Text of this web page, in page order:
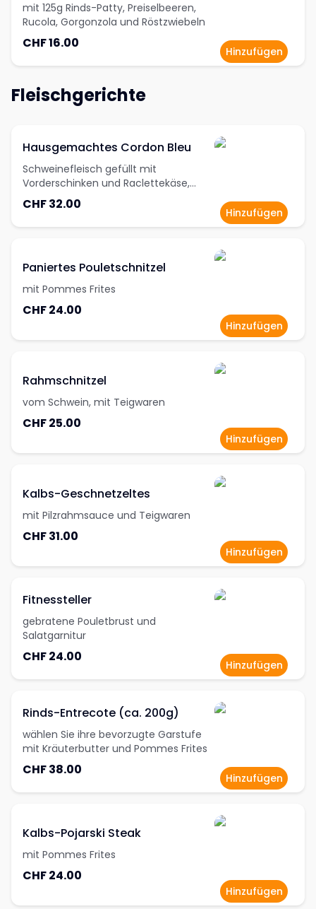
mit 125g Rinds-Patty, Preiselbeeren,
Rucola, Gorgonzola und Röstzwiebeln
CHF 16.00
Hinzufügen
Fleischgerichte
Hausgemachtes Cordon Bleu
Schweinefleisch gefüllt mit
Vorderschinken und Raclettekäse,
paniert und serviert mit Pommes
Frites
CHF 32.00
Hinzufügen
Paniertes Pouletschnitzel
mit Pommes Frites
CHF 24.00
Hinzufügen
Rahmschnitzel
vom Schwein, mit Teigwaren
CHF 25.00
Hinzufügen
Kalbs-Geschnetzeltes
mit Pilzrahmsauce und Teigwaren
CHF 31.00
Hinzufügen
Fitnessteller
gebratene Pouletbrust und
Salatgarnitur
CHF 24.00
Hinzufügen
Rinds-Entrecote (ca. 200g)
wählen Sie ihre bevorzugte Garstufe
mit Kräuterbutter und Pommes Frites
CHF 38.00
Hinzufügen
Kalbs-Pojarski Steak
mit Pommes Frites
CHF 24.00
Hinzufügen